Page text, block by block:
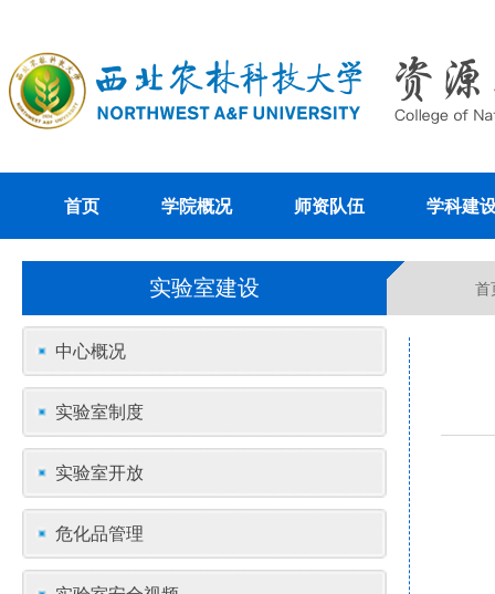
首页 学院概况 师资队伍 学科建
实验室建设 首
中心概况
实验室制度
实验室开放
危化品管理